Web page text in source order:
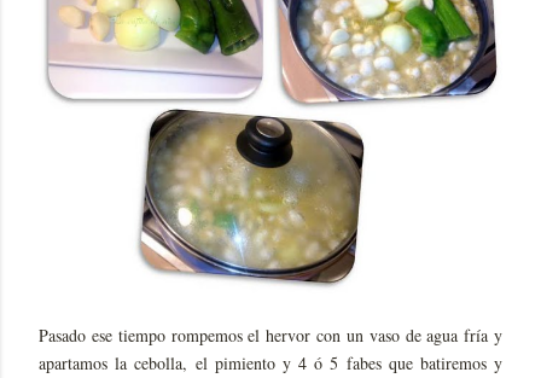
Pasado ese tiempo rompemos el hervor con un vaso de agua fría y
apartamos la cebolla, el pimiento y 4 ó 5 fabes que batiremos y